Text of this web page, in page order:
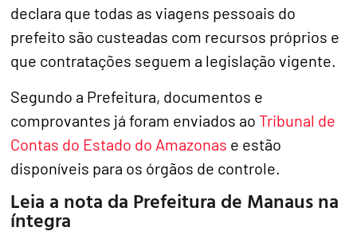
declara que todas as viagens pessoais do
prefeito são custeadas com recursos próprios e
que contratações seguem a legislação vigente.
Segundo a Prefeitura, documentos e
comprovantes já foram enviados aoTribunal de
Contas do Estado do Amazonas e estão
disponíveis para os órgãos de controle.
Leia a nota da Prefeitura de Manaus na
íntegra